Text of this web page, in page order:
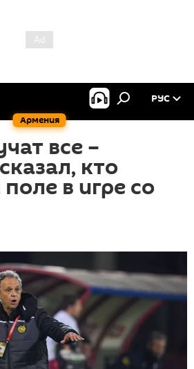
Армения
РУС
все –
кто
в игре со